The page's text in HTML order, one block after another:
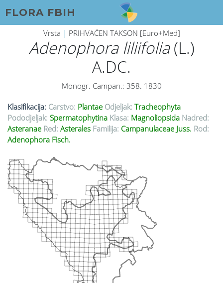
FLORA FBIH
Vrsta | PRIHVAĆEN TAKSON [Euro+Med]
Adenophora liliifolia(L.)
A.DC.
Monogr. Campan.: 358. 1830
Klasifikacija: Carstvo: Plantae Odjeljak: Tracheophyta
Pododjeljak: Spermatophytina Klasa: Magnoliopsida Nadred:
Asteranae Red: Asterales Familija: Campanulaceae Juss. Rod:
Adenophora Fisch.